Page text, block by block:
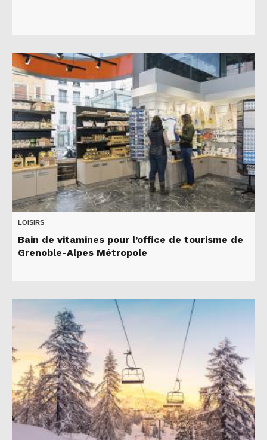
LOISIRS
Bain de vitamines pour l’office de tourisme de
Grenoble-Alpes Métropole